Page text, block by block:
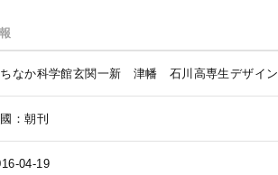
ちなか科学館玄関一新 津幡 石川高専生デザイン
：朝刊
04-19